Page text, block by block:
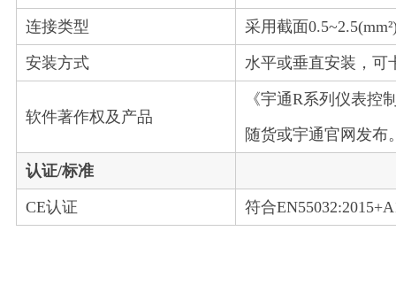
连接类型 采用截面
安装方式 水平或垂直安装，可
软件著作权及产品
《宇通R系列仪表控
随货或宇通官网发布
认证/标准
CE认证 符合